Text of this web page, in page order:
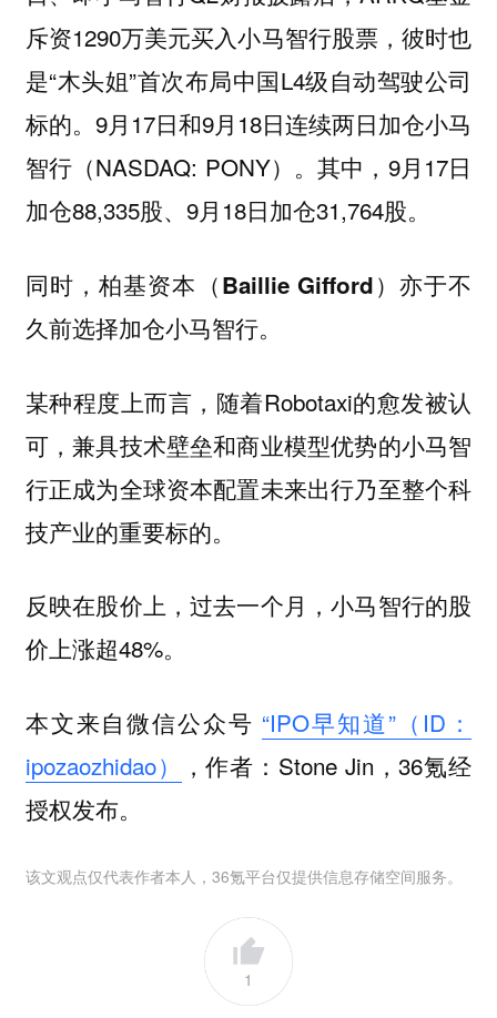
斥资1290万美元买入小马智行股票，彼时也
是“木头姐”首次布局中国L4级自动驾驶公司
标的。9月17日和9月18日连续两日加仓小马
智行（NASDAQ: PONY）。其中，9月17日
加仓88,335股、9月18日加仓31,764股。
同时，柏基资本（Baillie Gifford）亦于不
久前选择加仓小马智行。
某种程度上而言，随着Robotaxi的愈发被认
可，兼具技术壁垒和商业模型优势的小马智
行正成为全球资本配置未来出行乃至整个科
技产业的重要标的。
反映在股价上，过去一个月，小马智行的股
价上涨超48%。
本文来自微信公众号 “IPO早知道”（ID：
ipozaozhidao）
，作者：Stone Jin，36氪经
授权发布。
该文观点仅代表作者本人，36氪平台仅提供信息存储空间服务。
1